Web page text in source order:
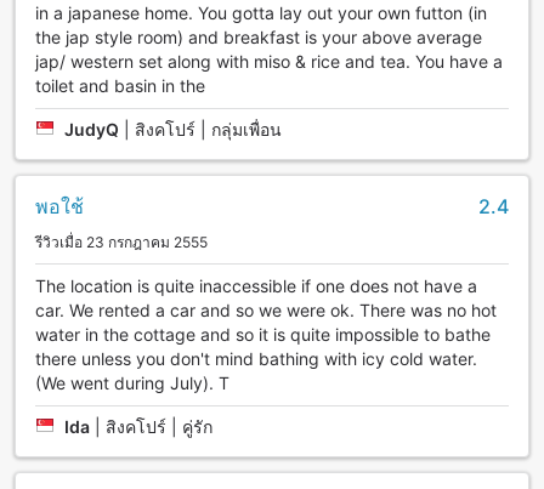
in a japanese home. You gotta lay out your own futton (in
the jap style room) and breakfast is your above average
jap/ western set along with miso & rice and tea. You have a
toilet and basin in the
JudyQ สิงคโปร์ | กลุ่มเพื่อน
พอใช้ 2.4
รีวิวเมื่อ 23 กรกฎาคม 2555
The location is quite inaccessible if one does not have a
car. We rented a car and so we were ok. There was no hot
water in the cottage and so it is quite impossible to bathe
there unless you don't mind bathing with icy cold water.
(We went during July). T
Ida สิงคโปร์ | คู่รัก